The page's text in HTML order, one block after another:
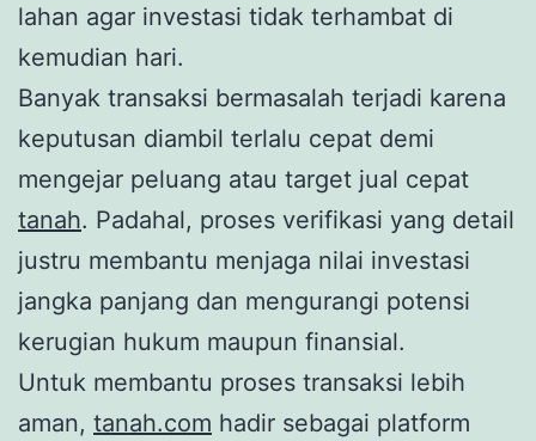
lahan agar investasi tidak terhambat di
kemudian hari.
Banyak transaksi bermasalah terjadi karena
keputusan diambil terlalu cepat demi
mengejar peluang atau target jual cepat
tanah. Padahal, proses verifikasi yang detail
justru membantu menjaga nilai investasi
jangka panjang dan mengurangi potensi
kerugian hukum maupun finansial.
Untuk membantu proses transaksi lebih
aman, tanah.com hadir sebagai platform